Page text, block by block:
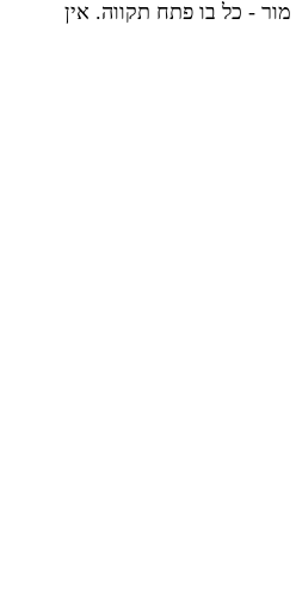
- כל בו פתח תקווה. אין